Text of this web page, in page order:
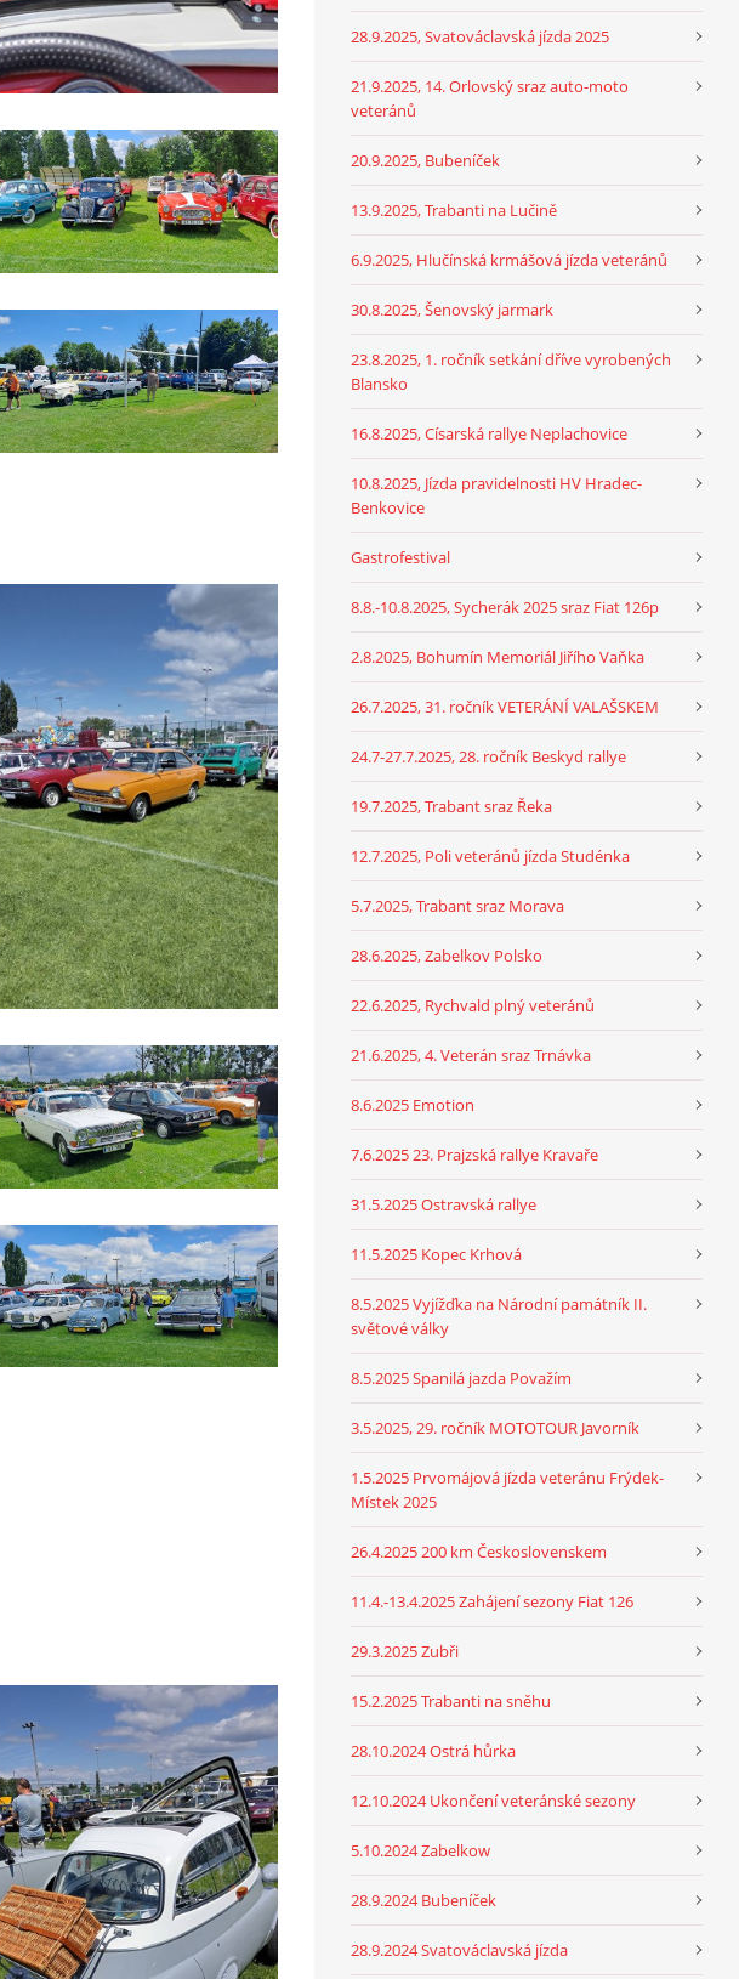
28.9.2025, Svatováclavská jízda 2025
21.9.2025, 14. Orlovský sraz auto-moto
veteránů
20.9.2025, Bubeníček
13.9.2025, Trabanti na Lučině
6.9.2025, Hlučínská krmášová jízda veteránů
30.8.2025, Šenovský jarmark
23.8.2025, 1. ročník setkání dříve vyrobených
Blansko
16.8.2025, Císarská rallye Neplachovice
10.8.2025, Jízda pravidelnosti HV Hradec-
Benkovice
Gastrofestival
8.8.-10.8.2025, Sycherák 2025 sraz Fiat 126p
2.8.2025, Bohumín Memoriál Jiřího Vaňka
26.7.2025, 31. ročník VETERÁNÍ VALAŠSKEM
24.7-27.7.2025, 28. ročník Beskyd rallye
19.7.2025, Trabant sraz Řeka
12.7.2025, Poli veteránů jízda Studénka
5.7.2025, Trabant sraz Morava
28.6.2025, Zabelkov Polsko
22.6.2025, Rychvald plný veteránů
21.6.2025, 4. Veterán sraz Trnávka
8.6.2025 Emotion
7.6.2025 23. Prajzská rallye Kravaře
31.5.2025 Ostravská rallye
11.5.2025 Kopec Krhová
8.5.2025 Vyjížďka na Národní památník II.
světové války
8.5.2025 Spanilá jazda Považím
3.5.2025, 29. ročník MOTOTOUR Javorník
1.5.2025 Prvomájová jízda veteránu Frýdek-
Místek 2025
26.4.2025 200 km Československem
11.4.-13.4.2025 Zahájení sezony Fiat 126
29.3.2025 Zubři
15.2.2025 Trabanti na sněhu
28.10.2024 Ostrá hůrka
12.10.2024 Ukončení veteránské sezony
5.10.2024 Zabelkow
28.9.2024 Bubeníček
28.9.2024 Svatováclavská jízda